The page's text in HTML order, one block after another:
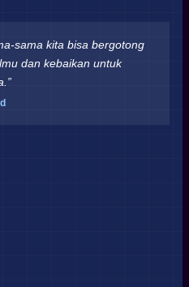
sama kita bisa bergotong
dan kebaikan untuk